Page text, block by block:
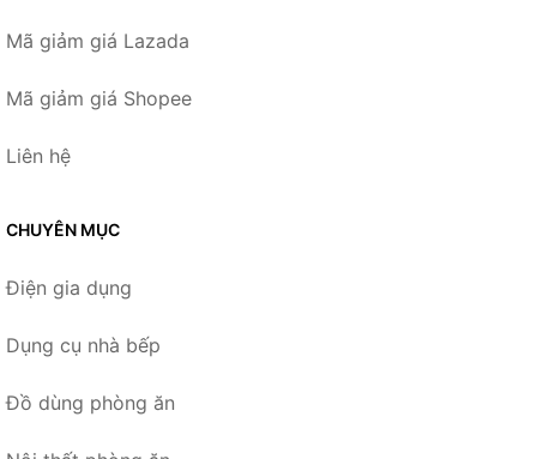
Mã giảm giá Lazada
Mã giảm giá Shopee
Liên hệ
CHUYÊN MỤC
Điện gia dụng
Dụng cụ nhà bếp
Đồ dùng phòng ăn